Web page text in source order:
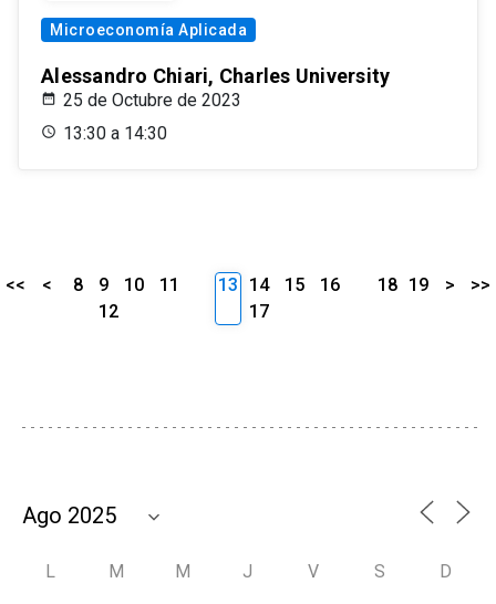
Microeconomía Aplicada
Alessandro Chiari, Charles University
25 de Octubre de 2023
13:30 a 14:30
<< < 8 9 10
11
12
13 14 15
16
17
18 19 > >>
L M M J V S D